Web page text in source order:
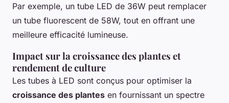
Par exemple, un tube LED de 36W peut remplacer
un tube fluorescent de 58W, tout en offrant une
meilleure efficacité lumineuse.
Impact sur la croissance des plantes et
rendement de culture
Les tubes à LED sont conçus pour optimiser la
croissance des plantes en fournissant un spectre